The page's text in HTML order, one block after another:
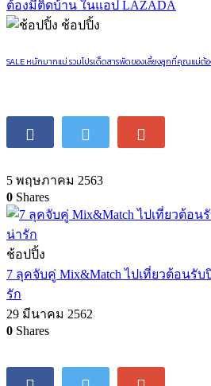
ช้อปปิ้ง
SALE หนักมากแม่ รวมโปรเด็ดสารพัดของเลี้ยงลูกที่คุณแม่ต้
5 พฤษภาคม 2563
0 Shares
ช้อปปิ้ง
7 ลุคจับคู่ Mix&Match ไปเที่ยวต้อนรั
รัก
29 มีนาคม 2562
0 Shares